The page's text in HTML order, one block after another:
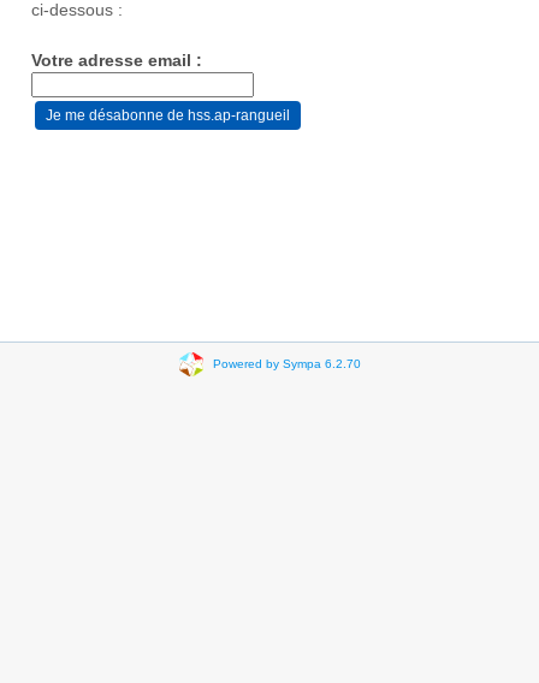
ci-dessous :
Votre adresse email :
Powered by Sympa 6.2.70